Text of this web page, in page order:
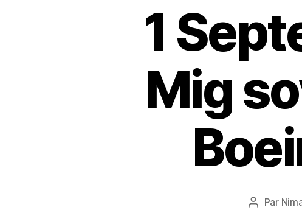
1
Mig
Auteur
Par